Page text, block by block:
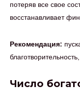
потеряв все свое
восстанавливает
Рекомендация:
Число